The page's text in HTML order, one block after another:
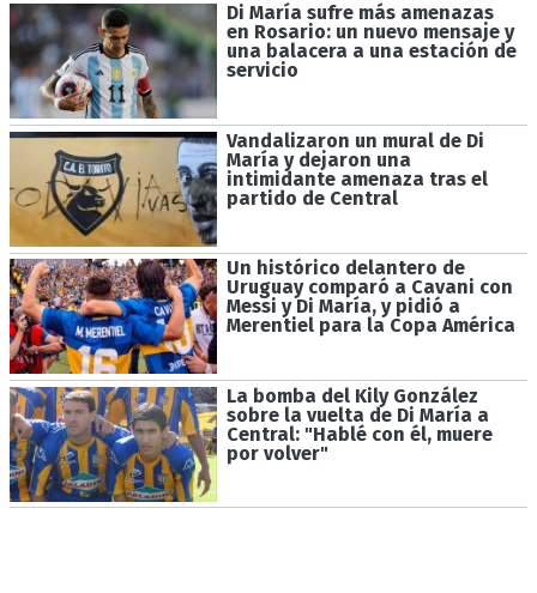
Di María sufre más amenazas
en Rosario: un nuevo mensaje y
una balacera a una estación de
servicio
Vandalizaron un mural de Di
María y dejaron una
intimidante amenaza tras el
partido de Central
Un histórico delantero de
Uruguay comparó a Cavani con
Messi y Di María, y pidió a
Merentiel para la Copa América
La bomba del Kily González
sobre la vuelta de Di María a
Central: "Hablé con él, muere
por volver"